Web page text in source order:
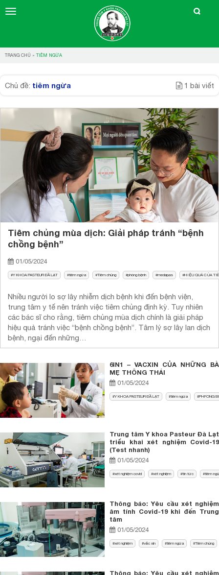
TRANG CHỦ » TIÊM NGỪA
Chủ đề: tiêm ngừa 1 bài viết
Tiêm chủng mùa dịch: Giải pháp tránh “bệnh
chồng bệnh”
01/05/2024
Y KHOA PASTEUR ĐẦ LẠT tiêm ngừa Tiêm chủng phòng bệnh medapas HIỆU QUẢ CỦA
Nhiều người lo sợ lây nhiễm dịch bệnh khi đến bệnh viện,
trung tâm y tế nên tránh việc tiêm chủng định kỳ. Tuy nhiên
các bác sĩ cho rằng, tiêm chủng mùa dịch chính là giải pháp
hiệu quả tránh việc “bệnh chồng bệnh”. Tâm lý sợ lây lan dịch
bệnh, ngại đến những…
6IN1 – VACXIN CỦA NHỮNG BÀ
MẸ THÔNG THÁI
01/05/2024
Y KHOA PASTEUR ĐẦ LẠT tiêm ngừa PHFONG
Trung tâm Y khoa Pasteur Đà Lạt
triểu khai xét nghiệm Covid-19
(Test nhanh)
01/05/2024
xét nghiệm covid xét nghiệm tin tức tiêm
Thông báo: Yêu cầu xét nghiệm
âm tính Covid-19 khi đến Trung
tâm
01/05/2024
xét nghiệm vắc xin tiêm ngừa Tiêm chủng
Thông báo: Yêu cầu xét nghiệm